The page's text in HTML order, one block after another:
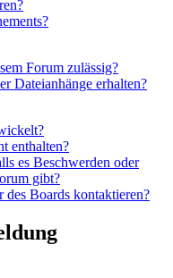
Forum zulässig?
Dateianhänge erhalten?
enthalten?
es Beschwerden oder
gibt?
Boards kontaktieren?